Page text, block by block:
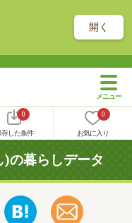
開く
0
存した条件
0
お気に入り
の暮らしデータ